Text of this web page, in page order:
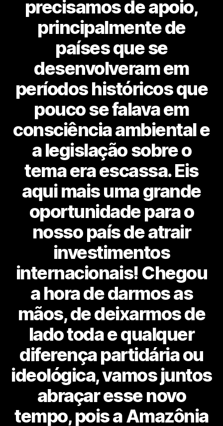
precisamos de apoio,
principalmente de
países que se
desenvolveram em
períodos históricos que
pouco se falava em
consciência ambiental e
a legislação sobre o
tema era escassa. Eis
aqui mais uma grande
oportunidade para o
nosso país de atrair
investimentos
internacionais! Chegou
a hora de darmos as
mãos, de deixarmos de
lado toda e qualquer
diferença partidária ou
ideológica, vamos juntos
abraçar esse novo
tempo, pois a Amazônia